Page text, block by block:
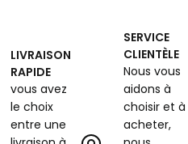
LIVRAISON
RAPIDE
vous avez
le choix
entre une
SERVICE
CLIENTÈLE
Nous vous
aidons à
choisir et à
acheter,